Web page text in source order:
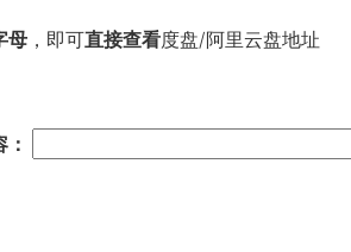
母 ，即可直接查看度盘/阿里云盘地址